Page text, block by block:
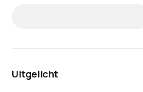
Uitgelicht